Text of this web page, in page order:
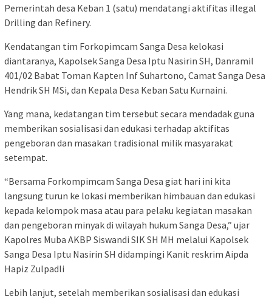
Pemerintah desa Keban 1 (satu) mendatangi aktifitas illegal
Drilling dan Refinery.
Kendatangan tim Forkopimcam Sanga Desa kelokasi
diantaranya, Kapolsek Sanga Desa Iptu Nasirin SH, Danramil
401/02 Babat Toman Kapten Inf Suhartono, Camat Sanga Desa
Hendrik SH MSi, dan Kepala Desa Keban Satu Kurnaini.
Yang mana, kedatangan tim tersebut secara mendadak guna
memberikan sosialisasi dan edukasi terhadap aktifitas
pengeboran dan masakan tradisional milik masyarakat
setempat.
“Bersama Forkompimcam Sanga Desa giat hari ini kita
langsung turun ke lokasi memberikan himbauan dan edukasi
kepada kelompok masa atau para pelaku kegiatan masakan
dan pengeboran minyak di wilayah hukum Sanga Desa,” ujar
Kapolres Muba AKBP Siswandi SIK SH MH melalui Kapolsek
Sanga Desa Iptu Nasirin SH didampingi Kanit reskrim Aipda
Hapiz Zulpadli
Lebih lanjut, setelah memberikan sosialisasi dan edukasi